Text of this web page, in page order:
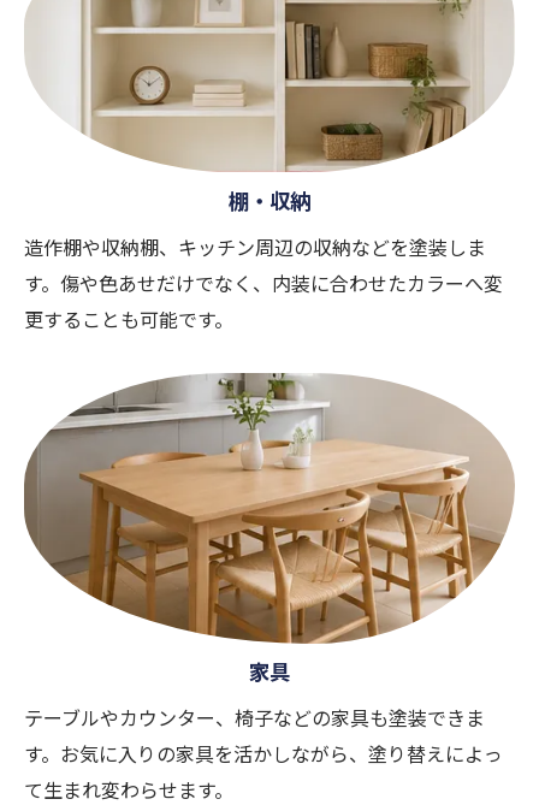
棚・収納
造作棚や収納棚、キッチン周辺の収納などを塗装しま
す。傷や色あせだけでなく、内装に合わせたカラーへ変
更することも可能です。
家具
テーブルやカウンター、椅子などの家具も塗装できま
す。お気に入りの家具を活かしながら、塗り替えによっ
て生まれ変わらせます。